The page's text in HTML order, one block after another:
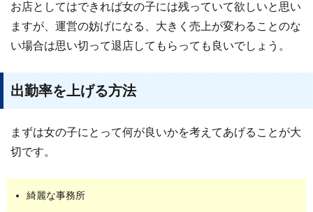
お店としてはできれば女の子には残っていて欲しいと思い
ますが、運営の妨げになる、大きく売上が変わることのな
い場合は思い切って退店してもらっても良いでしょう。
出勤率を上げる方法
まずは女の子にとって何が良いかを考えてあげることが大
切です。
綺麗な事務所